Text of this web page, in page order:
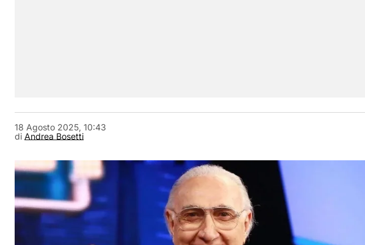
di Andrea Bosetti
18 Agosto 2025, 10:43